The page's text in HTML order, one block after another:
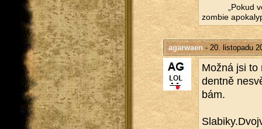
„Pokud
zom­bie
agarwaen- 20. listopadu
Možná jsi
dent­ně
bám.